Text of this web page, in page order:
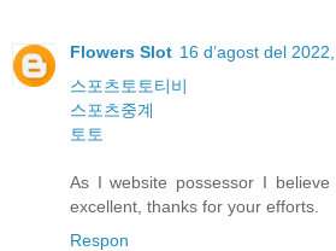
Flowers Slot 16 d’agost del
스포츠토토티비
스포츠중계
토토
As I website possessor I
excellent, thanks for your efforts.
Respon